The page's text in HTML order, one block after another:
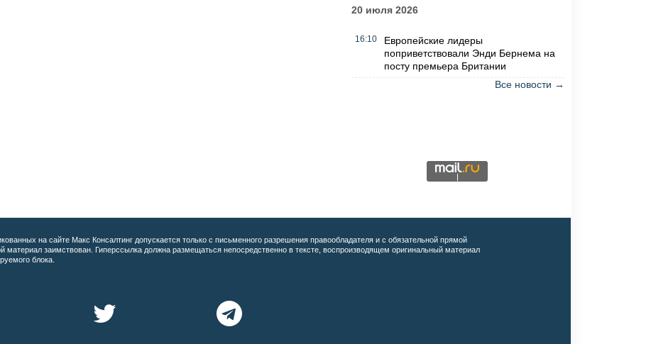
20 июля 2026
16:10
Европейские лидеры
поприветствовали Энди Бернема на
посту премьера Британии
Все новости →
на сайте Макс Консалтинг допускается только с письменного разрешения правообладателя и с обязательной прямой
материал заимствован. Гиперссылка должна размещаться непосредственно в тексте, воспроизводящем оригинальный материал
блока.